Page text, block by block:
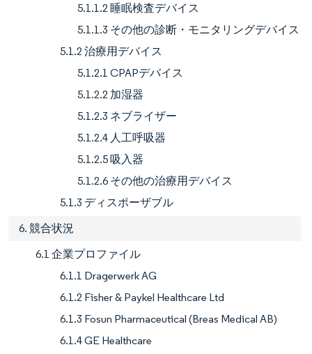
5.1.1.2 睡眠検査デバイス
5.1.1.3 その他の診断・モニタリングデバイス
5.1.2 治療用デバイス
5.1.2.1 CPAPデバイス
5.1.2.2 加湿器
5.1.2.3 ネブライザー
5.1.2.4 人工呼吸器
5.1.2.5 吸入器
5.1.2.6 その他の治療用デバイス
5.1.3 ディスポーザブル
6. 競合状況
6.1 企業プロファイル
6.1.1 Dragerwerk AG
6.1.2 Fisher & Paykel Healthcare Ltd
6.1.3 Fosun Pharmaceutical (Breas Medical AB)
6.1.4 GE Healthcare